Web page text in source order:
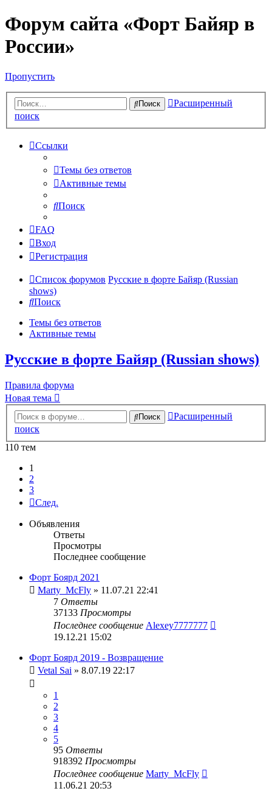
Форум сайта «Форт Байяр в
России»
Пропустить
Поиск
Расширенный
поиск
Ссылки
Темы без ответов
Активные темы
Поиск
FAQ
Вход
Регистрация
Список форумов Русские в форте Байяр (Russian
shows)
Поиск
Темы без ответов
Активные темы
Русские в форте Байяр (Russian shows)
Правила форума
Новая тема
Поиск
Расширенный
поиск
110 тем
1
2
3
След.
Объявления
Ответы
Просмотры
Последнее сообщение
Форт Боярд 2021
Marty_McFly » 11.07.21 22:41
7 Ответы
37133 Просмотры
Последнее сообщение Alexey7777777
19.12.21 15:02
Форт Боярд 2019 - Возвращение
Vetal Sai » 8.07.19 22:17
1
2
3
4
5
95 Ответы
918392 Просмотры
Последнее сообщение Marty_McFly
11.06.21 20:53